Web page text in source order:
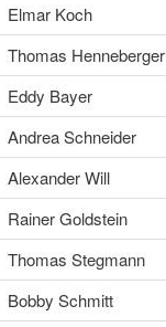
Elmar Koch
Thomas Henneberger
Eddy Bayer
Andrea Schneider
Alexander Will
Rainer Goldstein
Thomas Stegmann
Bobby Schmitt